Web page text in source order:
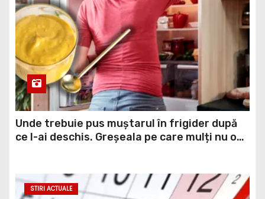
Unde trebuie pus muștarul în frigider după
ce l-ai deschis. Greșeala pe care mulți nu o
STIRI ACTUALE